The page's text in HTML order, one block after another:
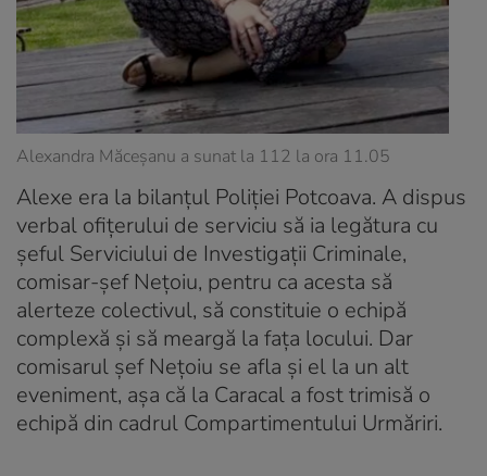
Alexandra Măceșanu a sunat la 112 la ora 11.05
Alexe era la bilanțul Poliției Potcoava. A dispus
verbal ofițerului de serviciu să ia legătura cu
șeful Serviciului de Investigații Criminale,
comisar-șef Neţoiu, pentru ca acesta să
alerteze colectivul, să constituie o echipă
complexă și să meargă la fața locului. Dar
comisarul șef Neţoiu se afla şi el la un alt
eveniment, aşa că la Caracal a fost trimisă o
echipă din cadrul Compartimentului Urmăriri.